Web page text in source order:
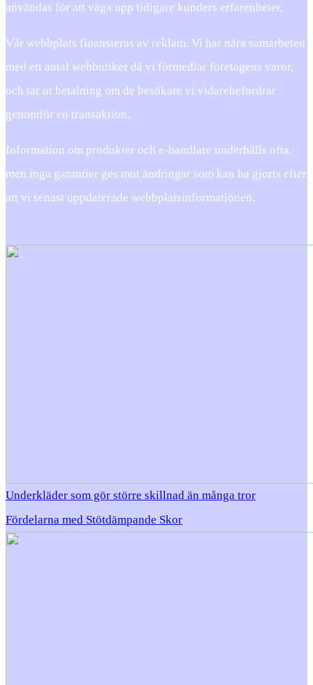
användas för att väga upp tidigare kunders erfarenheter.
Vår webbplats finansieras av reklam. Vi har nära samarbeten
med ett antal webbutiker då vi förmedlar företagens varor,
och tar ut betalning om de besökare vi vidarebefordrar
genomför en transaktion.
Information om produkter och e-handlare underhålls ofta,
men inga garantier ges mot ändringar som kan ha gjorts efter
att vi senast uppdaterade webbplatsinformationen.
Underkläder som gör större skillnad än många tror
Fördelarna med Stötdämpande Skor